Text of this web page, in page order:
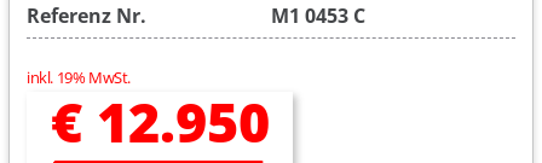
Referenz Nr.
M1 0453 C
inkl. 19% MwSt.
€ 12.950